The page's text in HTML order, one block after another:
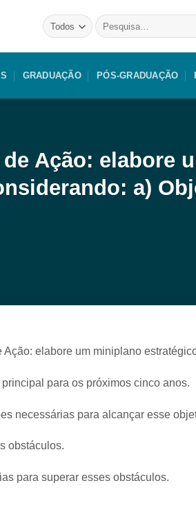
Pesquisar
por:
GRADUAÇÃO PÓS-GRADUAÇÃO
Ação: elabore
a)
Ação: elabore um miniplano
para os próximos cinco anos.
necessárias para alcançar esse
obstáculos.
para superar esses obstáculos.